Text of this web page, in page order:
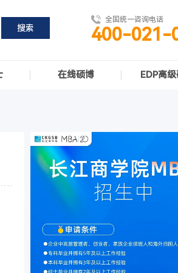
全国统一咨询电话
400-021-
在线硕博 EDP高